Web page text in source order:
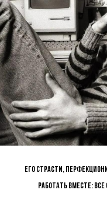
Его страсти,
работать вместе: